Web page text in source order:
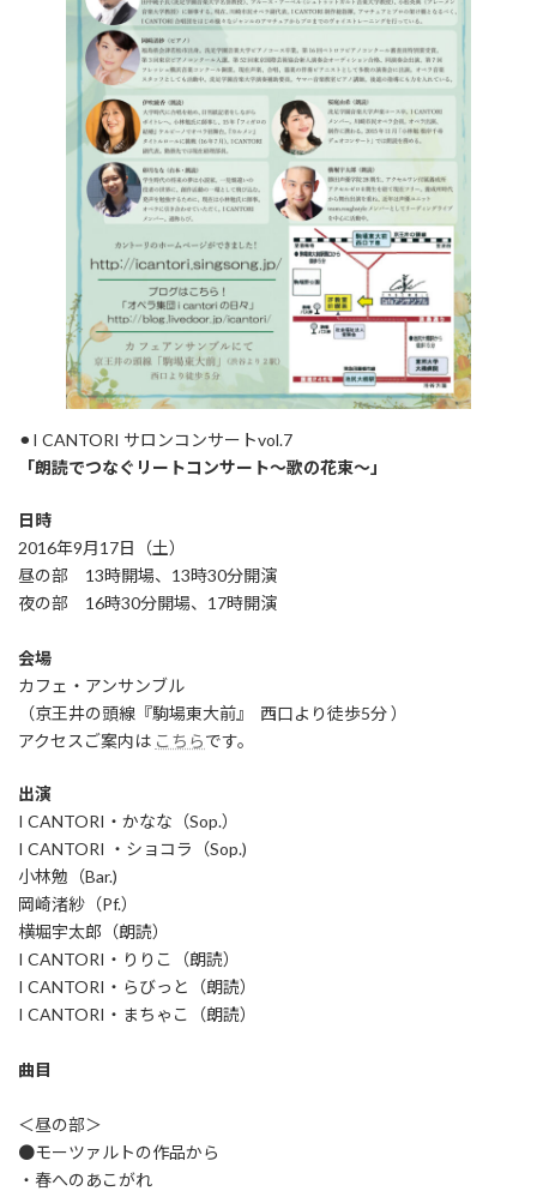
⚫︎I CANTORI サロンコンサートvol.7
「朗読でつなぐリートコンサート〜歌の花束〜」
日時
2016年9月17日（土）
昼の部 13時開場、13時30分開演
夜の部 16時30分開場、17時開演
会場
カフェ・アンサンブル
（京王井の頭線『駒場東大前』 西口より徒歩5分 ）
アクセスご案内は こちらです。
出演
I CANTORI・かなな（Sop.）
I CANTORI ・ショコラ（Sop.)
小林勉（Bar.)
岡崎渚紗（Pf.）
横堀宇太郎（朗読）
I CANTORI・りりこ（朗読）
I CANTORI・らびっと（朗読）
I CANTORI・まちゃこ（朗読）
曲目
＜昼の部＞
●モーツァルトの作品から
・春へのあこがれ